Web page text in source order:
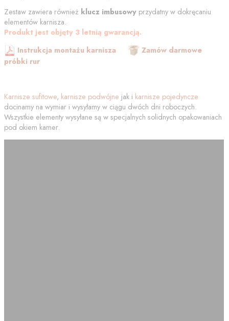
Zestaw zawiera również klucz imbusowy przydatny w dokręcaniu
elementów karnisza.
Produkt jest objęty 3 letnią gwarancją.
Instrukcja montażu karnisza
Zamów darmowe
próbki rur
Karnisze sufitowe, karnisze podwójne jak i karnisze pojedyncze
docinamy na wymiar i wysyłamy w ciągu dwóch dni roboczych.
Wszystkie elementy wysyłane są w specjalnych solidnych opakowaniach
pod okiem kamer.